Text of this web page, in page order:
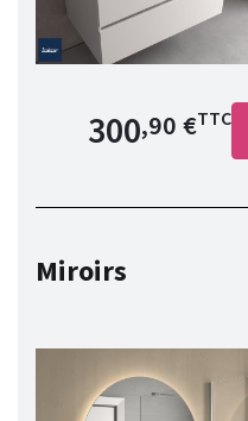
Prix de base
300,90 €TTC
Miroirs